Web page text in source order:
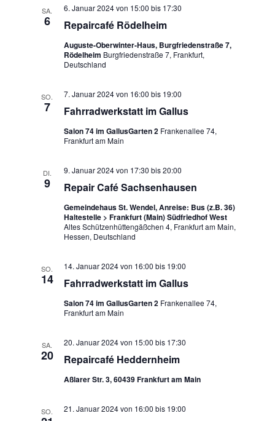
i
SA.
6 Repaircafé Rödelheim
6. Januar 2024 von 15:00 bis 17:30
Auguste-Oberwinter-Haus, Burgfriedenstraße 7,
Rödelheim Burgfriedenstraße 7, Frankfurt,
Deutschland
SO.
7 Fahrradwerkstatt im Gallus
7. Januar 2024 von 16:00 bis 19:00
Salon 74 im GallusGarten 2 Frankenallee 74,
Frankfurt am Main
DI.
9 Repair Café Sachsenhausen
9. Januar 2024 von 17:30 bis20:00
Gemeindehaus St. Wendel, Anreise: Bus (z.B. 36)
Haltestelle > Frankfurt (Main) Südfriedhof West
Altes Schützenhüttengäßchen 4, Frankfurt am Main,
Hessen, Deutschland
SO.
14 Fahrradwerkstatt im Gallus
14. Januar 2024 von 16:00 bis 19:00
Salon 74 im GallusGarten 2 Frankenallee 74,
Frankfurt am Main
SA.
20 Repaircafé Heddernheim
20. Januar 2024 von 15:00 bis 17:30
Aßlarer Str. 3, 60439 Frankfurt am Main
SO. 21. Januar 2024 von 16:00 bis 19:00